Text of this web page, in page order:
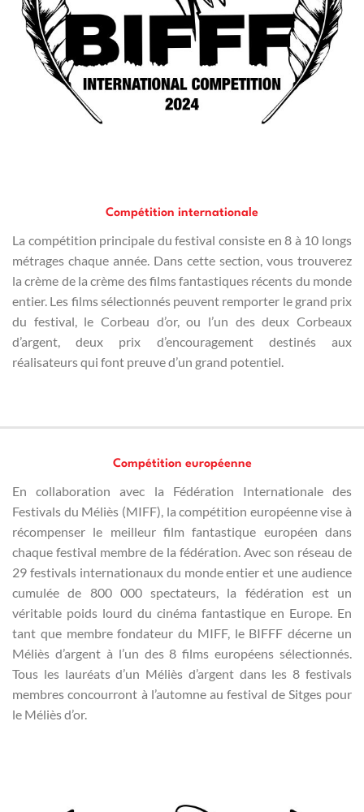
Compétition internationale
La compétition principale du festival consiste en 8 à 10 longs
métrages chaque année. Dans cette section, vous trouverez
la crème de la crème des films fantastiques récents du monde
entier. Les films sélectionnés peuvent remporter le grand prix
du festival, le Corbeau d’or, ou l’un des deux Corbeaux
d’argent, deux prix d’encouragement destinés aux
réalisateurs qui font preuve d’un grand potentiel.
Compétition européenne
En collaboration avec la Fédération Internationale des
Festivals du Méliès (MIFF), la compétition européenne vise à
récompenser le meilleur film fantastique européen dans
chaque festival membre de la fédération. Avec son réseau de
29 festivals internationaux du monde entier et une audience
cumulée de 800 000 spectateurs, la fédération est un
véritable poids lourd du cinéma fantastique en Europe. En
tant que membre fondateur du MIFF, le BIFFF décerne un
Méliès d’argent à l’un des 8 films européens sélectionnés.
Tous les lauréats d’un Méliès d’argent dans les 8 festivals
membres concourront à l’automne au festival de Sitges pour
le Méliès d’or.